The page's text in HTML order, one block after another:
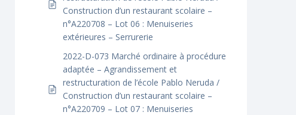
Construction d’un restaurant scolaire –
n°A220708 – Lot 06 : Menuiseries
extérieures – Serrurerie
2022-D-073 Marché ordinaire à procédure
adaptée – Agrandissement et
restructuration de l’école Pablo Neruda /
Construction d’un restaurant scolaire –
n°A220709 – Lot 07 : Menuiseries